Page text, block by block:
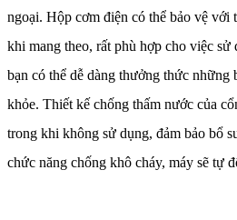
ngoại. Hộp cơm điện có thể bảo vệ với
khi mang theo, rất phù hợp cho việc
bạn có thể dễ dàng thưởng thức những
khỏe. Thiết kế chống thấm nước của
trong khi không sử dụng, đảm bảo bổ
chức năng chống khô cháy, máy sẽ tự